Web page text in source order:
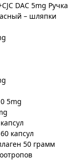
DAC 5mg Ручка
– шляпки
5mg
капсул
50 грамм